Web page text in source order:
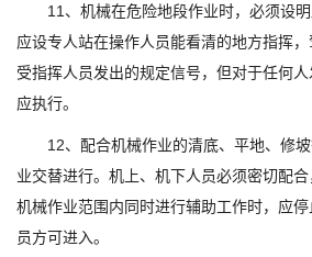
11、机械在危险地段作业时，必须设明
应设专人站在操作人员能看清的地方指挥
受指挥人员发出的规定信号，但对于任何
应执行。
12、配合机械作业的清底、平地、修坡
业交替进行。机上、机下人员必须密切配
机械作业范围内同时进行辅助工作时，应
员方可进入。